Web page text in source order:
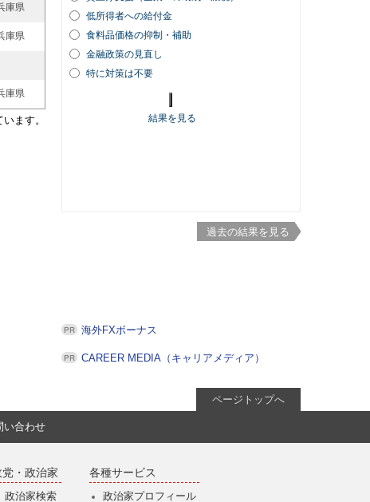
庫県
庫県
庫県
ます。
過去の結果を見る
海外FXボーナス
CAREER MEDIA（キャリアメディア）
ページトップへ
い合わせ
党・政治家
政治家検索
各種サービス
政治家プロフィール